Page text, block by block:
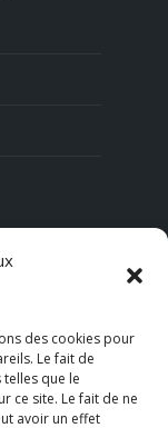
des cookies pour
Le fait de
que le
ce site. Le fait de ne
avoir un effet